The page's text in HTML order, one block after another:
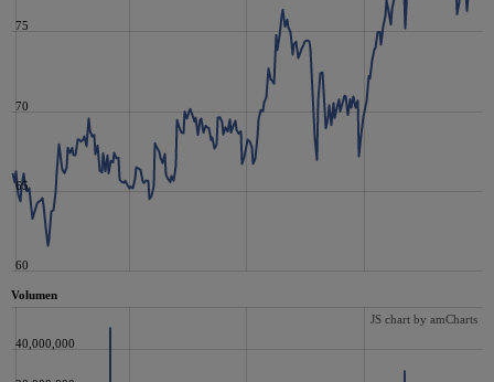
60
65
70
75
Volumen
40,000,000
JS chart by amCharts